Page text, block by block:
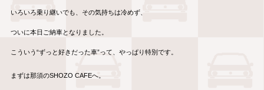
いろいろ乗り継いでも、その気持ちは冷めず、
ついに本日ご納車となりました。
こういう“ずっと好きだった車”って、やっぱり特別です。
まずは那須のSHOZO CAFEへ。